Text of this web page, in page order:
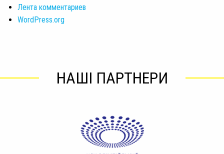
Лента комментариев
WordPress.org
НАШІ ПАРТНЕРИ